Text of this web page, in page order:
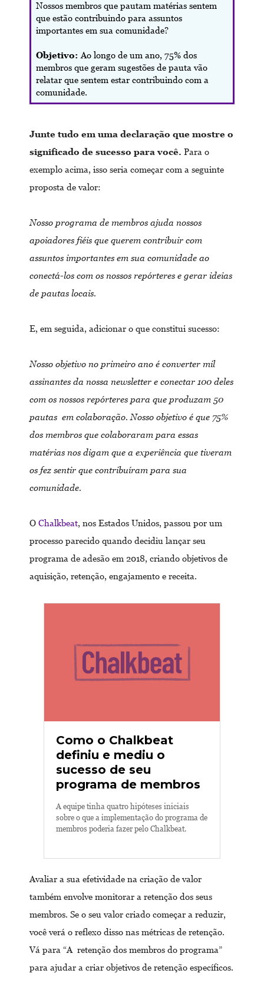
Nossos membros que pautam matérias sentem
que estão contribuindo para assuntos
importantes em sua comunidade?
Objetivo: Ao longo de um ano, 75% dos
membros que geram sugestões de pauta vão
relatar que sentem estar contribuindo com a
comunidade.
Junte tudo em uma declaração que mostre o
significado de sucesso para você. Para o
exemplo acima, isso seria começar com a seguinte
proposta de valor:
Nosso programa de membros ajuda nossos
apoiadores fiéis que querem contribuir com
assuntos importantes em sua comunidade ao
conectá-los com os nossos repórteres e gerar ideias
de pautas locais.
E, em seguida, adicionar o que constitui sucesso:
Nosso objetivo no primeiro ano é converter mil
assinantes da nossa newsletter e conectar 100 deles
com os nossos repórteres para que produzam 50
pautas em colaboração. Nosso objetivo é que 75%
dos membros que colaboraram para essas
matérias nos digam que a experiência que tiveram
os fez sentir que contribuíram para sua
comunidade.
O Chalkbeat, nos Estados Unidos, passou por um
processo parecido quando decidiu lançar seu
programa de adesão em 2018, criando objetivos de
aquisição, retenção, engajamento e receita.
Como o Chalkbeat
definiu e mediu o
sucesso de seu
programa de membros
A equipe tinha quatro hipóteses iniciais
sobre o que a implementação do programa de
membros poderia fazer pelo Chalkbeat.
Avaliar a sua efetividade na criação de valor
também envolve monitorar a retenção dos seus
membros. Se o seu valor criado começar a reduzir,
você verá o reflexo disso nas métricas de retenção.
Vá para “A retenção dos membros do programa”
para ajudar a criar objetivos de retenção específicos.